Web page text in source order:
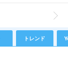
トレンド